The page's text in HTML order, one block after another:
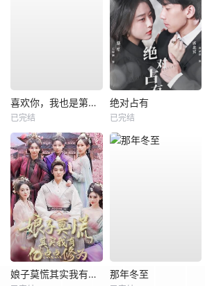
喜欢你，我也是第一部
已完结
绝对占有
已完结
娘子莫慌其实我有亿点点修为 那年冬至